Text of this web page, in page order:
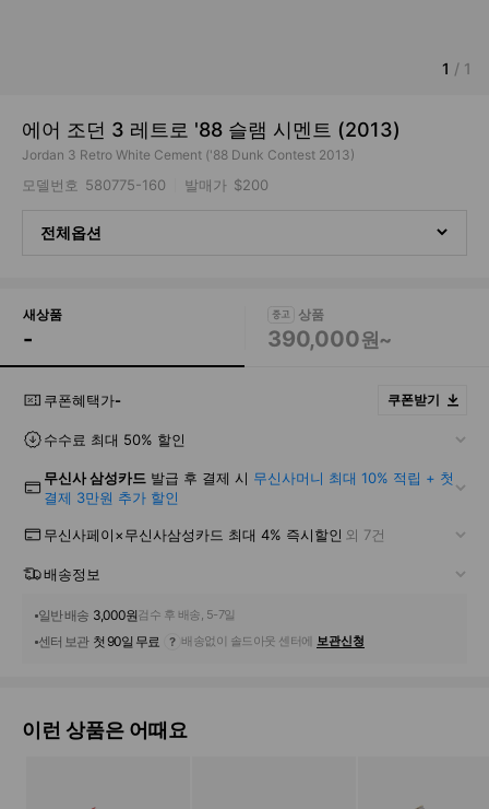
1 / 1
에어 조던 3 레트로 '88 슬램 시멘트 (2013)
Jordan 3 Retro White Cement ('88 Dunk Contest 2013)
모델번호 580775-160 발매가 $200
전체옵션
새상품
- 390,000원~